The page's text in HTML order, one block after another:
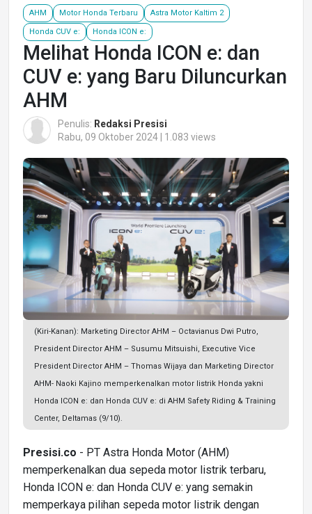
AHM Motor Honda Terbaru Astra Motor Kaltim 2
Honda CUV e: Honda ICON e:
Melihat Honda ICON e: dan
CUV e: yang Baru Diluncurkan
AHM
Penulis: Redaksi Presisi
Rabu, 09 Oktober 2024 | 1.083 views
(Kiri-Kanan): Marketing Director AHM – Octavianus Dwi Putro,
President Director AHM – Susumu Mitsuishi, Executive Vice
President Director AHM – Thomas Wijaya dan Marketing Director
AHM- Naoki Kajino memperkenalkan motor listrik Honda yakni
Honda ICON e: dan Honda CUV e: di AHM Safety Riding & Training
Center, Deltamas (9/10).
Presisi.co - PT Astra Honda Motor (AHM)
memperkenalkan dua sepeda motor listrik terbaru,
Honda ICON e: dan Honda CUV e: yang semakin
memperkaya pilihan sepeda motor listrik dengan